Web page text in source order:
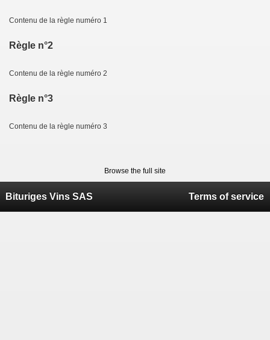
Contenu de la règle numéro 1
Règle n°2
Contenu de la règle numéro 2
Règle n°3
Contenu de la règle numéro 3
Browse the full site
Bituriges Vins SAS Terms of service